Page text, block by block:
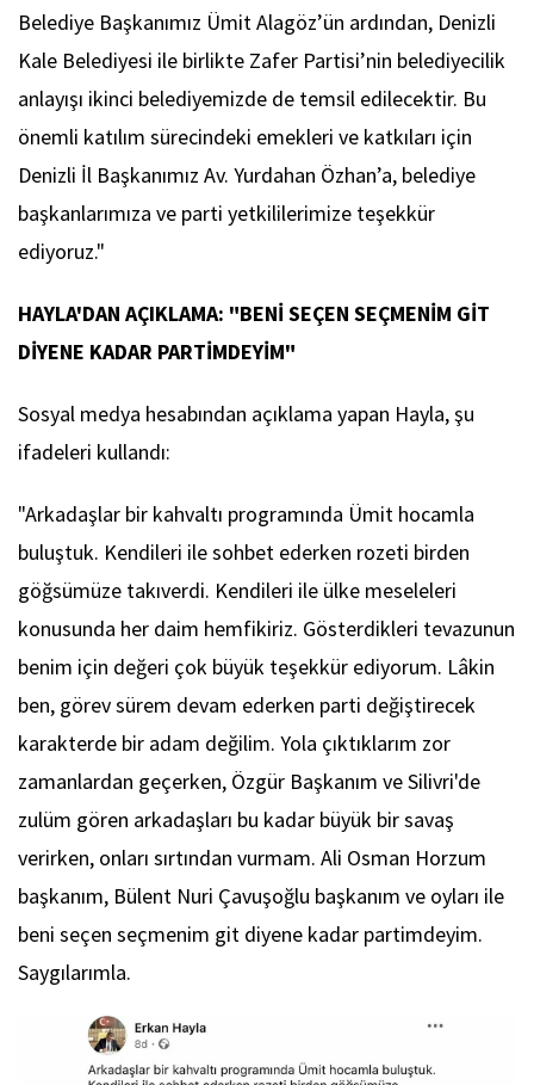
Belediye Başkanımız Ümit Alagöz’ün ardından, Denizli
Kale Belediyesi ile birlikte Zafer Partisi’nin belediyecilik
anlayışı ikinci belediyemizde de temsil edilecektir. Bu
önemli katılım sürecindeki emekleri ve katkıları için
Denizli İl Başkanımız Av. Yurdahan Özhan’a, belediye
başkanlarımıza ve parti yetkililerimize teşekkür
ediyoruz."
HAYLA'DAN AÇIKLAMA: "BENİ SEÇEN SEÇMENİM GİT
DİYENE KADAR PARTİMDEYİM"
Sosyal medya hesabından açıklama yapan Hayla, şu
ifadeleri kullandı:
"Arkadaşlar bir kahvaltı programında Ümit hocamla
buluştuk. Kendileri ile sohbet ederken rozeti birden
göğsümüze takıverdi. Kendileri ile ülke meseleleri
konusunda her daim hemfikiriz. Gösterdikleri tevazunun
benim için değeri çok büyük teşekkür ediyorum. Lâkin
ben, görev sürem devam ederken parti değiştirecek
karakterde bir adam değilim. Yola çıktıklarım zor
zamanlardan geçerken, Özgür Başkanım ve Silivri'de
zulüm gören arkadaşları bu kadar büyük bir savaş
verirken, onları sırtından vurmam. Ali Osman Horzum
başkanım, Bülent Nuri Çavuşoğlu başkanım ve oyları ile
beni seçen seçmenim git diyene kadar partimdeyim.
Saygılarımla.